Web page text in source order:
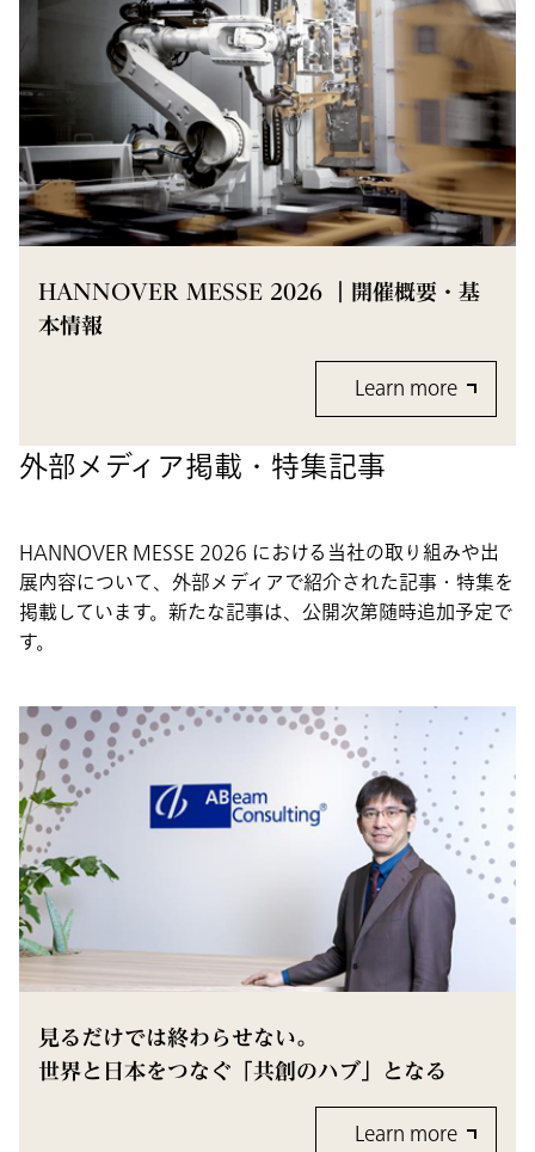
HANNOVER MESSE 2026 ｜開催概要・基
本情報
Learn more
外部メディア掲載・特集記事
HANNOVER MESSE 2026 における当社の取り組みや出
展内容について、外部メディアで紹介された記事・特集を
掲載しています。新たな記事は、公開次第随時追加予定で
す。
見るだけでは終わらせない。
世界と日本をつなぐ「共創のハブ」となる
Learn more